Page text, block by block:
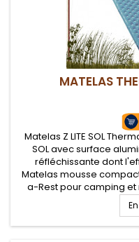
MATELAS
Matelas Z LITE SOL
SOL avec surface
réfléchissante dont
Matelas mousse compact
a-Rest pour camping et